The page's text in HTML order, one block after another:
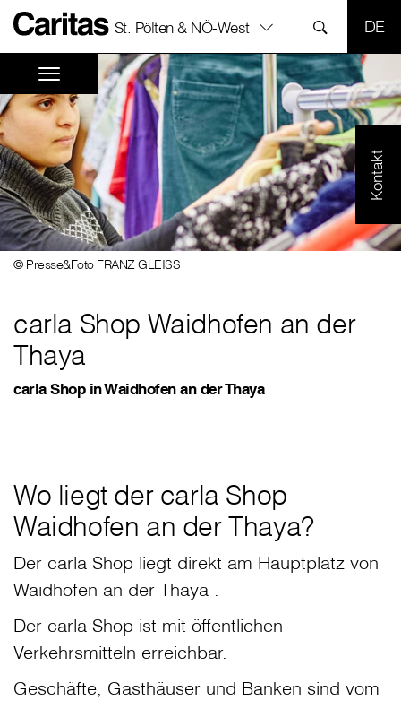
St. Pölten & NÖ-West
Kontakt
© Presse&Foto FRANZ GLEISS
carla Shop Waidhofen an der
Thaya
carla Shop in Waidhofen an der Thaya
Wo liegt der carla Shop
Waidhofen an der Thaya?
Der carla Shop liegt direkt am Hauptplatz von
Waidhofen an der Thaya .
Der carla Shop ist mit öffentlichen
Verkehrsmitteln erreichbar.
Geschäfte, Gasthäuser und Banken sind vom